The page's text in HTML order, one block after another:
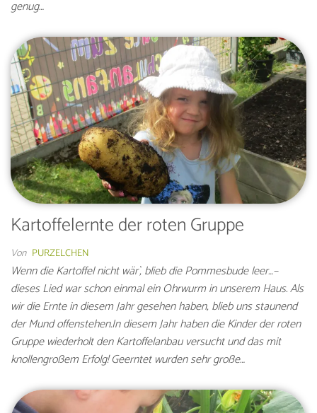
genug…
Kartoffelernte der roten Gruppe
Von PURZELCHEN
Wenn die Kartoffel nicht wär`, blieb die Pommesbude leer…–
dieses Lied war schon einmal ein Ohrwurm in unserem Haus. Als
wir die Ernte in diesem Jahr gesehen haben, blieb uns staunend
der Mund offenstehen.In diesem Jahr haben die Kinder der roten
Gruppe wiederholt den Kartoffelanbau versucht und das mit
knollengroßem Erfolg! Geerntet wurden sehr große…